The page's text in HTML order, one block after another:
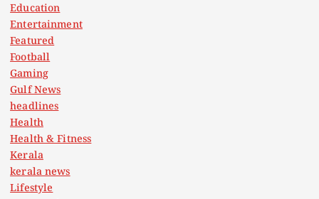
Education
Entertainment
Featured
Football
Gaming
Gulf News
headlines
Health
Health & Fitness
Kerala
kerala news
Lifestyle